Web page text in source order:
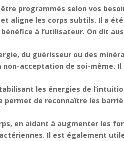
programmés selon vos
aligne les corps subtils. Il a
à l’utilisateur. On dit
du guérisseur ou des
acceptation de soi-même. Il
les énergies de
de reconnaître les
en aidant à augmenter les
Il est également